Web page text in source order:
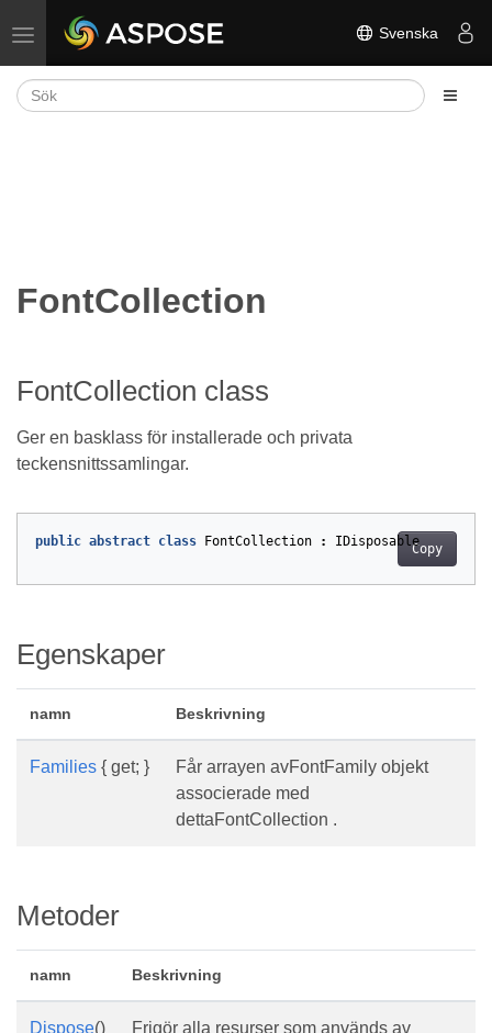
Växla navigering Svenska
FontCollection
FontCollection class
Ger en basklass för installerade och privata
teckensnittssamlingar.
Copy
public abstract class FontCollection : IDisposable
Egenskaper
namn Beskrivning
Families { get; }
Får arrayen avFontFamily objekt
associerade med
dettaFontCollection .
Metoder
namn Beskrivning
Dispose()
Frigör alla resurser som används av